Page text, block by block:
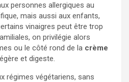
personnes allergiques au
mais aussi aux enfants,
vinaigres peut être trop
on privilégie alors
ou le côté rond de la crème
et digeste.
régimes végétariens, sans